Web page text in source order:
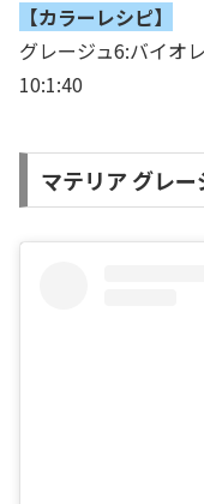
【カラーレシピ】
グレージュ6:バイオ
10:1:40
マテリア グレ